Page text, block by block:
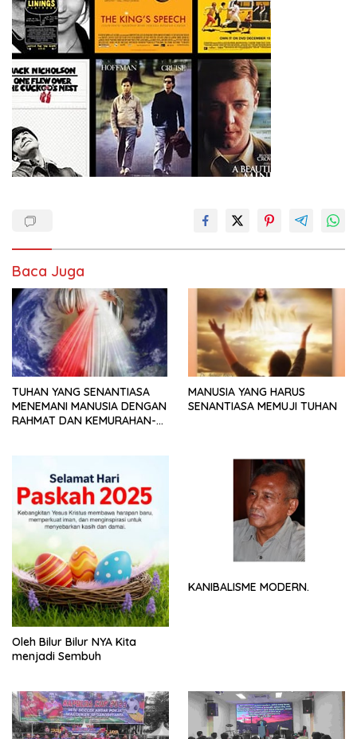
Baca Juga
TUHAN YANG SENANTIASA
MENEMANI MANUSIA DENGAN
RAHMAT DAN KEMURAHAN-
MANUSIA YANG HARUS
SENANTIASA MEMUJI TUHAN
Oleh Bilur Bilur NYA Kita
menjadi Sembuh
KANIBALISME MODERN.